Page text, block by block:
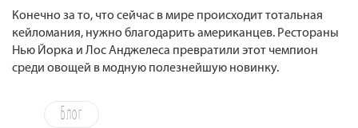
Конечно за то, что сейчас в мире происходит тотальная
кейломания, нужно благодарить американцев. Рестораны
Нью Йорка и Лос Анджелеса превратили этот чемпион
среди овощей в модную полезнейшую новинку.
Блог